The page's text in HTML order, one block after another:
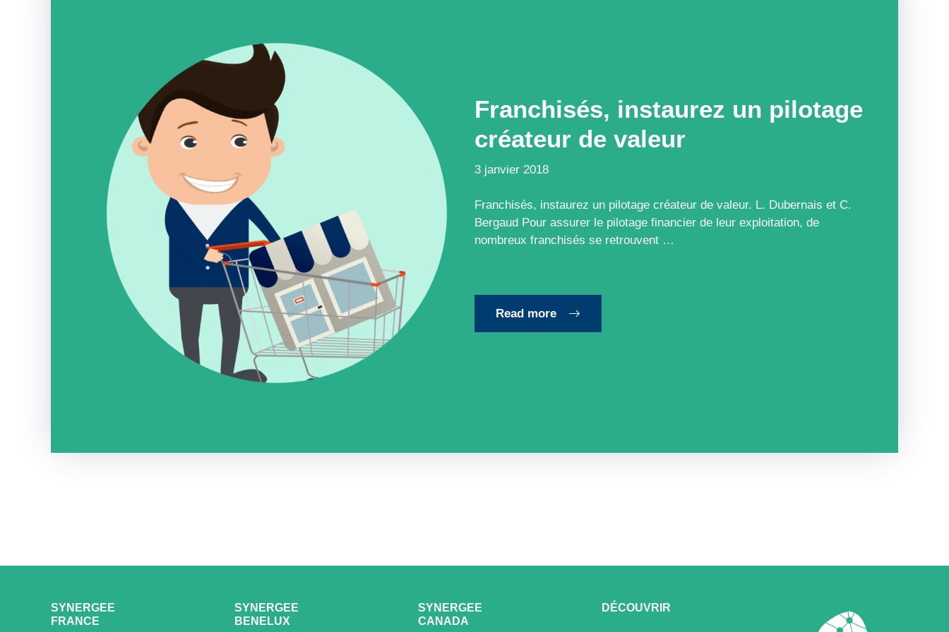
Franchisés, instaurez un pilotage
créateur de valeur
3 janvier 2018
Franchisés, instaurez un pilotage créateur de valeur. L. Dubernais et C.
Bergaud Pour assurer le pilotage financier de leur exploitation, de
nombreux franchisés se retrouvent …
Read more
SYNERGEE
FRANCE
SYNERGEE
BENELUX
SYNERGEE
CANADA
DÉCOUVRIR